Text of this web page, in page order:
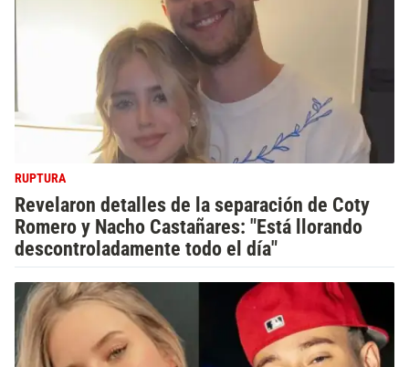
RUPTURA
Revelaron detalles de la separación de Coty
Romero y Nacho Castañares: "Está llorando
descontroladamente todo el día"